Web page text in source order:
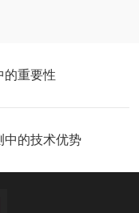
的重要性
中的技术优势